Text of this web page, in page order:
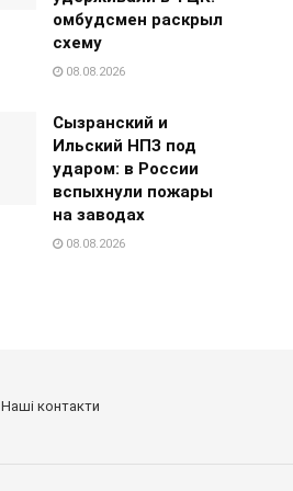
омбудсмен раскрыл
схему
08.08.2026
Сызранский и
Ильский НПЗ под
ударом: в России
вспыхнули пожары
на заводах
08.08.2026
Наші контакти